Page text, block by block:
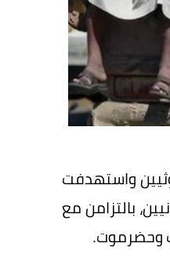
واستهدفت
بالتزامن مع
وحضرموت.